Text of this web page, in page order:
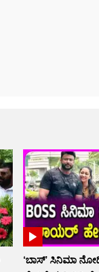
‘ಬಾಸ್’ ಸಿನಿಮಾ